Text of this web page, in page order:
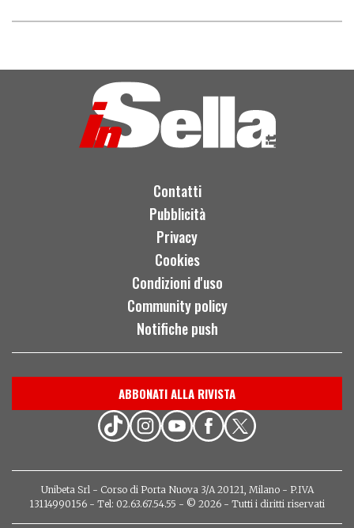
Contatti
Pubblicità
Privacy
Cookies
Condizioni d'uso
Community policy
Notifiche push
ABBONATI ALLA RIVISTA
Unibeta Srl - Corso di Porta Nuova 3/A 20121, Milano - P.IVA
13114990156 - Tel: 02.63.67.54.55 - © 2026 - Tutti i diritti riservati